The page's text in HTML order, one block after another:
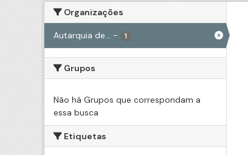
Organizações
Autarquia de... - 1
Grupos
Não há Grupos que correspondam a
essa busca
Etiquetas